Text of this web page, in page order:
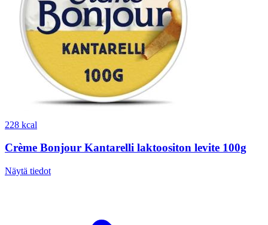
228 kcal
Crème Bonjour Kantarelli laktoositon levite 100g
Näytä tiedot